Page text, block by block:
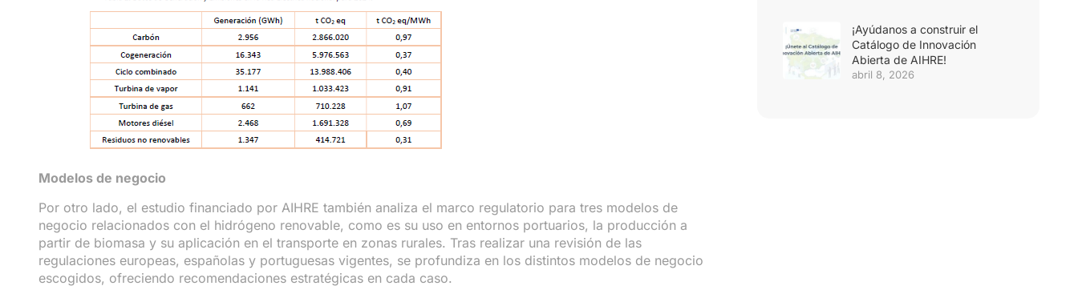
Modelos de negocio
Por otro lado, el estudio financiado por AIHRE también analiza el marco regulatorio para tres modelos de
negocio relacionados con el hidrógeno renovable, como es su uso en entornos portuarios, la producción a
partir de biomasa y su aplicación en el transporte en zonas rurales. Tras realizar una revisión de las
regulaciones europeas, españolas y portuguesas vigentes, se profundiza en los distintos modelos de negocio
escogidos, ofreciendo recomendaciones estratégicas en cada caso.
¡Ayúdanos a construir el
Catálogo de Innovación
Abierta de AIHRE!
abril 8, 2026